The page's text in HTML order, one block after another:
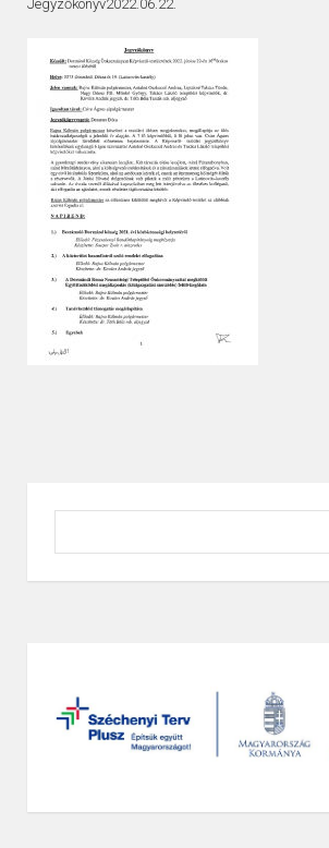
Jegyzőkönyv2022.06.22.